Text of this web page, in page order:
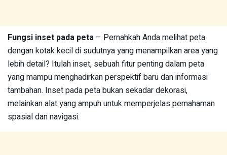
Fungsi inset pada peta – Pernahkah Anda melihat peta
dengan kotak kecil di sudutnya yang menampilkan area yang
lebih detail? Itulah inset, sebuah fitur penting dalam peta
yang mampu menghadirkan perspektif baru dan informasi
tambahan. Inset pada peta bukan sekadar dekorasi,
melainkan alat yang ampuh untuk memperjelas pemahaman
spasial dan navigasi.